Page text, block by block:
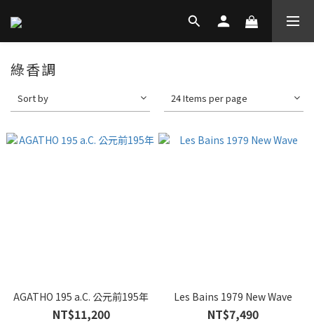
綠香調
Sort by 24 Items per page
AGATHO 195 a.C. 公元前195年
NT$11,200
Les Bains 1979 New Wave
NT$7,490